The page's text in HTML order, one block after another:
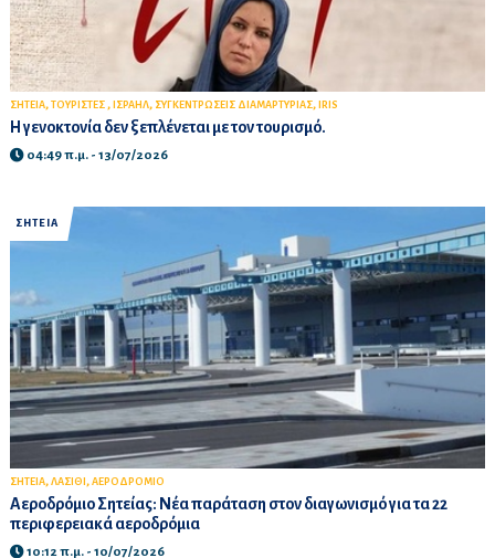
ΣΗΤΕΙΑ, ΤΟΥΡΙΣΤΕΣ , ΙΣΡΑΗΛ, ΣΥΓΚΕΝΤΡΩΣΕΙΣ ΔΙΑΜΑΡΤΥΡΙΑΣ, IRIS
Η γενοκτονία δεν ξεπλένεται με τον τουρισμό.
04:49 π.μ. - 13/07/2026
ΣΗΤΕΙΑ
ΣΗΤΕΙΑ, ΛΑΣΙΘΙ , ΑΕΡΟΔΡΟΜΙΟ
Αεροδρόμιο Σητείας: Νέα παράταση στον διαγωνισμό για τα 22
περιφερειακά αεροδρόμια
10:12 π.μ. - 10/07/2026